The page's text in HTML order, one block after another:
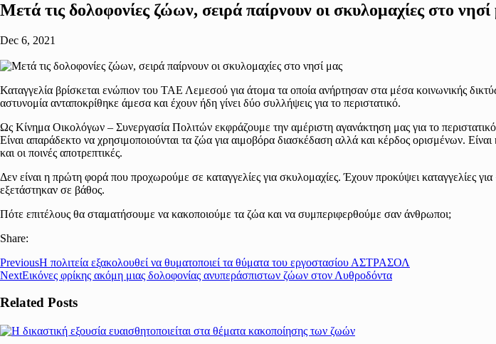
Μετά τις δολοφονίες ζώων, σειρά παίρνουν οι σκυλομαχίες στο νησί
Dec 6, 2021
Καταγγελία βρίσκεται ενώπιον του ΤΑΕ Λεμεσού για άτομα τα οποία ανήρτησαν στα μέσα κοινωνικής
αστυνομία ανταποκρίθηκε άμεσα και έχουν ήδη γίνει δύο συλλήψεις για το περιστατικό.
Ως Κίνημα Οικολόγων – Συνεργασία Πολιτών εκφράζουμε την αμέριστη αγανάκτηση μας για το
Είναι απαράδεκτο να χρησιμοποιούνται τα ζώα για αιμοβόρα διασκέδαση αλλά και κέρδος ορισμένων.
και οι ποινές αποτρεπτικές.
Δεν είναι η πρώτη φορά που προχωρούμε σε καταγγελίες για σκυλομαχίες. Έχουν προκύψει καταγγελίες
εξετάστηκαν σε βάθος.
Πότε επιτέλους θα σταματήσουμε να κακοποιούμε τα ζώα και να συμπεριφερθούμε σαν άνθρωποι;
Share:
PreviousΗ πολιτεία εξακολουθεί να θυματοποιεί τα θύματα του εργοστασίου ΑΣΤΡΑΣΟΛ
NextΕικόνες φρίκης ακόμη μιας δολοφονίας ανυπεράσπιστων ζώων στον Λυθροδόντα
Related Posts